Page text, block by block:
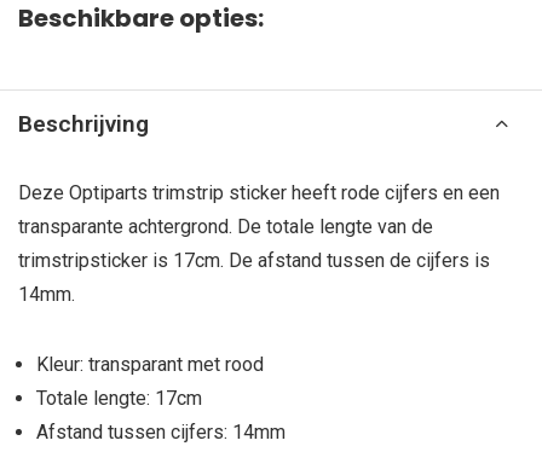
Beschikbare opties:
Beschrijving
Deze Optiparts trimstrip sticker heeft rode cijfers en een
transparante achtergrond. De totale lengte van de
trimstripsticker is 17cm. De afstand tussen de cijfers is
14mm.
Kleur: transparant met rood
Totale lengte: 17cm
Afstand tussen cijfers: 14mm